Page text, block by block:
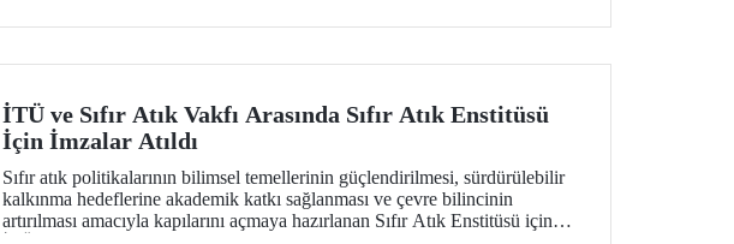
İTÜ ve Sıfır Atık Vakfı Arasında Sıfır Atık Enstitüsü
İçin İmzalar Atıldı
Sıfır atık politikalarının bilimsel temellerinin güçlendirilmesi, sürdürülebilir
kalkınma hedeflerine akademik katkı sağlanması ve çevre bilincinin
artırılması amacıyla kapılarını açmaya hazırlanan Sıfır Atık Enstitüsü için